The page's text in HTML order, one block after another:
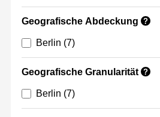
Geografische Abdeckung ?
Berlin (7)
Geografische Granularität ?
Berlin (7)